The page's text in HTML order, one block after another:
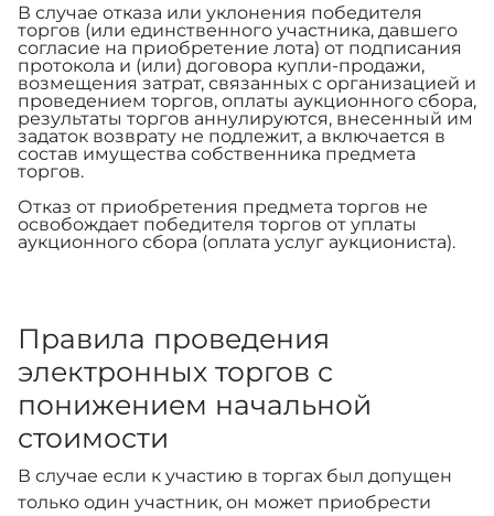
В случае отказа или уклонения победителя
торгов (или единственного участника, давшего
согласие на приобретение лота) от подписания
протокола и (или) договора купли-продажи,
возмещения затрат, связанных с организацией и
проведением торгов, оплаты аукционного сбора,
результаты торгов аннулируются, внесенный им
задаток возврату не подлежит, а включается в
состав имущества собственника предмета
торгов.
Отказ от приобретения предмета торгов не
освобождает победителя торгов от уплаты
аукционного сбора (оплата услуг аукциониста).
Правила проведения
электронных торгов с
понижением начальной
стоимости
В случае если к участию в торгах был допущен
только один участник, он может приобрести